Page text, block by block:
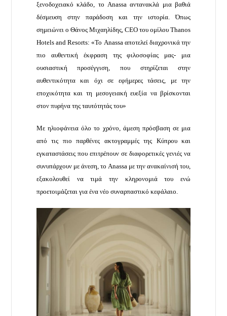
ξενοδοχειακό κλάδο, το Anassa αντανακλά μια βαθιά
δέσμευση στην παράδοση και την ιστορία. Όπως
σημειώνει ο Θάνος Μιχαηλίδης, CEO του ομίλου Thanos
Hotels and Resorts: «Το Anassa αποτελεί διαχρονικά την
πιο αυθεντική έκφραση της φιλοσοφίας μας- μια
ουσιαστική προσέγγιση, που στηρίζεται στην
αυθεντικότητα και όχι σε εφήμερες τάσεις, με την
εποχικότητα και τη μεσογειακή ευεξία να βρίσκονται
στον πυρήνα της ταυτότητάς του»
Με ηλιοφάνεια όλο το χρόνο, άμεση πρόσβαση σε μια
από τις πιο παρθένες ακτογραμμές της Κύπρου και
εγκαταστάσεις που επιτρέπουν σε διαφορετικές γενιές να
συνυπάρχουν με άνεση, το Anassa με την ανακαίνισή του,
εξακολουθεί να τιμά την κληρονομιά του ενώ
προετοιμάζεται για ένα νέο συναρπαστικό κεφάλαιο.